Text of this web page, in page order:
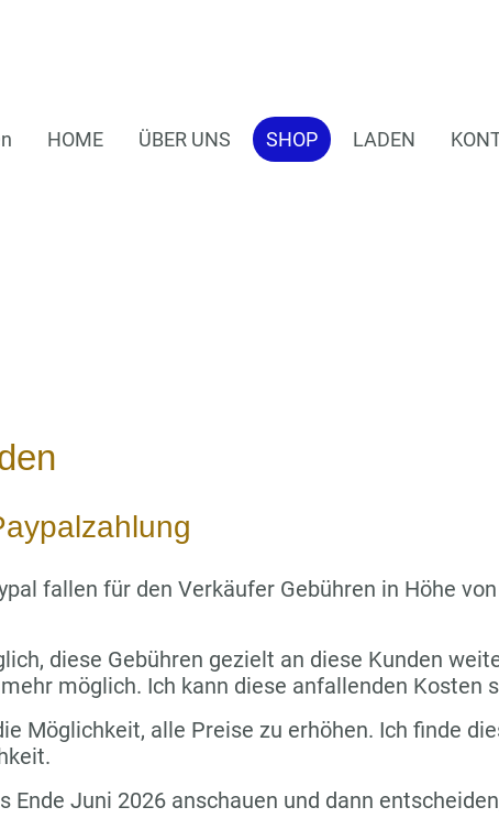
HOME ÜBER UNS SHOP LADEN
fallen für den Verkäufer Gebühren in Höhe von
diese Gebühren gezielt an diese Kunden
möglich. Ich kann diese anfallenden Kosten
Möglichkeit, alle Preise zu erhöhen. Ich finde
Ende Juni 2026 anschauen und dann